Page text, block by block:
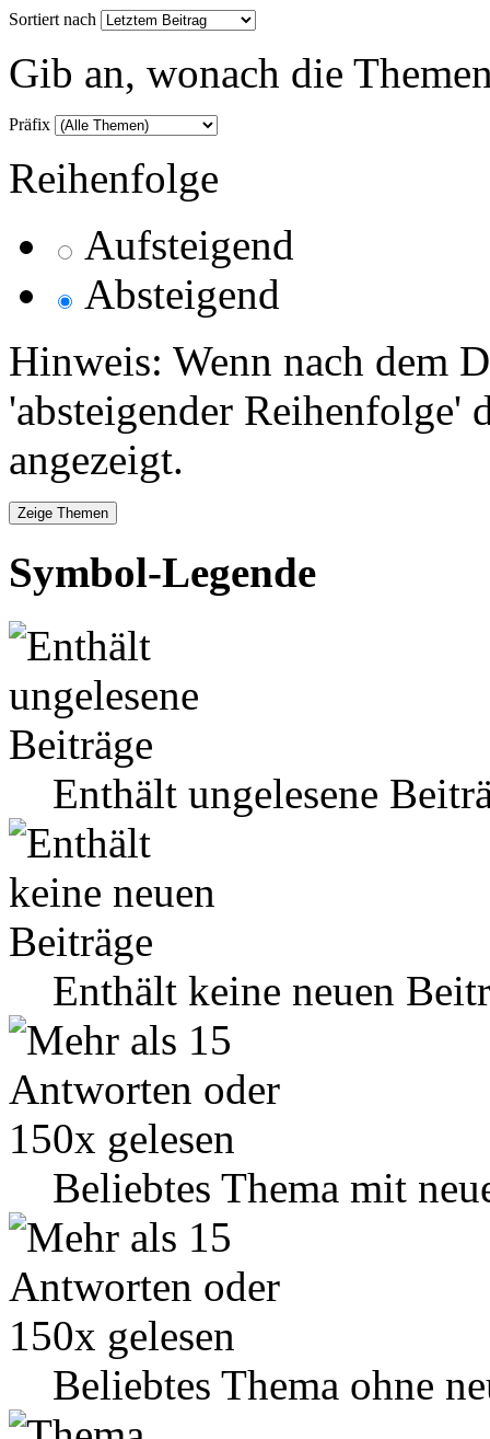
Sortiert nach
Gib an, wonach die
Präfix
Reihenfolge
Aufsteigend
Absteigend
Hinweis: Wenn nach dem
'absteigender Reihenfolge'
angezeigt.
Symbol-Legende
Enthält ungelesene
Enthält keine neuen
Beliebtes Thema mit
Beliebtes Thema ohne